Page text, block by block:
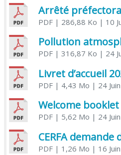
PDF| 286,88 Ko | 10
Pollution
PDF| 316,87 Ko | 24
Livret d’accueil
PDF| 4,43 Mo | 24
Welcome booklet
PDF| 5,62 Mo | 24
PDF| 1,26 Mo | 16